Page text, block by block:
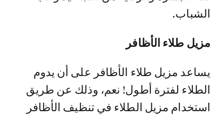
الشباب.
مزيل طلاء الأظافر
يساعد مزيل طلاء الأظافر على أن يدوم
الطلاء لفترة أطول! نعم، وذلك عن طريق
استخدام مزيل الطلاء في تنظيف الأظافر